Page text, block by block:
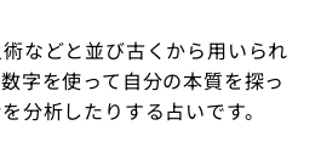
などと並び古くから用いられ
字を使って自分の本質を探っ
分析したりする占いです。